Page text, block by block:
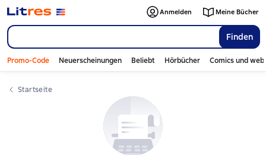
Finden
Anmelden Meine Bücher
Promo-Code Neuerscheinungen Beliebt Hörbücher Comics und
Startseite
Слайдер с книгами
Слайдер с книгами